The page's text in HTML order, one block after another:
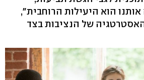
הוא היעילות הרוחבית",
של הנציבות בצד